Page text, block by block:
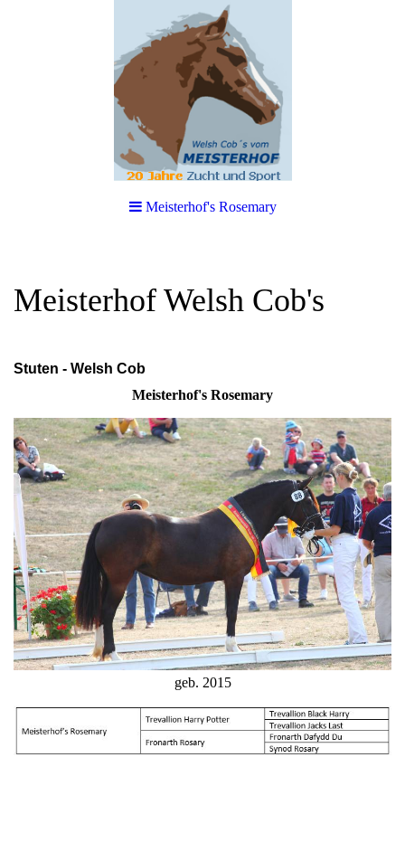
Meisterhof's Rosemary
Meisterhof Welsh Cob's
Stuten - Welsh Cob
Meisterhof's Rosemary
geb. 2015